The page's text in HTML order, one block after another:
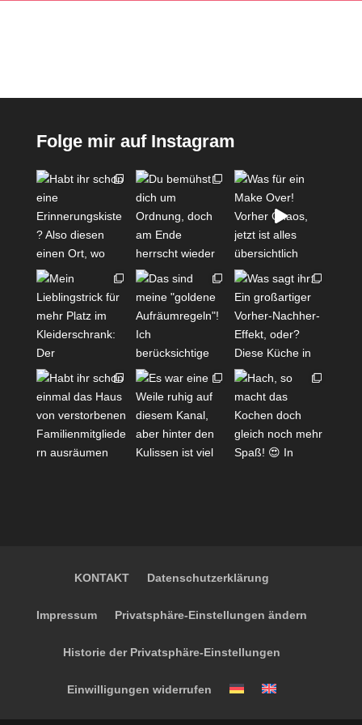
Folge mir auf Instagram
KONTAKT Datenschutzerklärung
Impressum Privatsphäre-Einstellungen ändern
Historie der Privatsphäre-Einstellungen
Einwilligungen widerrufen